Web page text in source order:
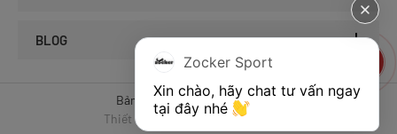
BLOG
Bản quyền © 2025 của Zocker.
Thiết kế website & SEO - Tất Thành
Zocker Sport
Xin chào, hãy chat tư vấn ngay
tại đây nhé